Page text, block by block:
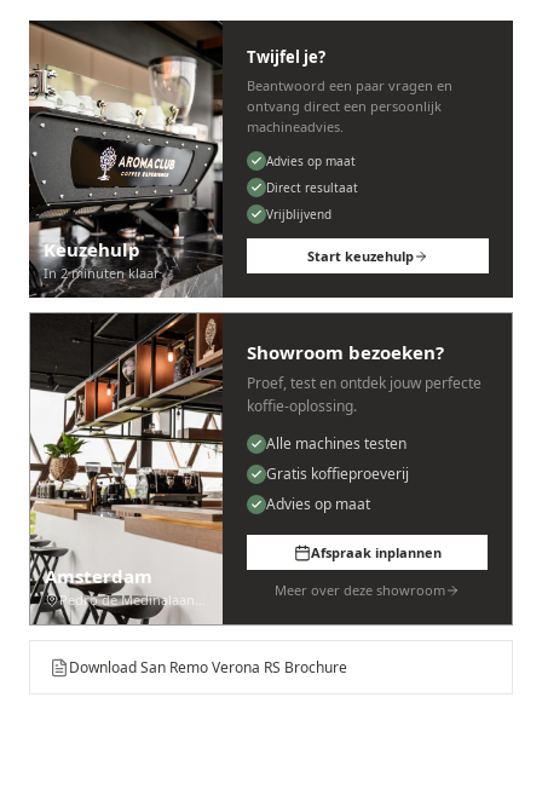
Keuzehulp
In 2 minuten klaar
Twijfel je?
Beantwoord een paar vragen en
ontvang direct een persoonlijk
machineadvies.
Advies op maat
Direct resultaat
Vrijblijvend
Start keuzehulp
Amsterdam
Pedro de Medinalaan 53
Showroom bezoeken?
Proef, test en ontdek jouw perfecte
koffie-oplossing.
Alle machines testen
Gratis koffieproeverij
Advies op maat
Afspraak inplannen
Meer over deze showroom
Download San Remo Verona RS Brochure